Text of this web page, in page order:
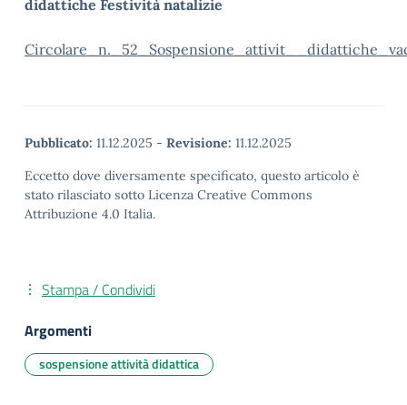
didattiche Festività natalizie
Pubblicato: 11.12.2025 - Revisione: 11.12.2025
Eccetto dove diversamente specificato, questo articolo è
stato rilasciato sotto Licenza Creative Commons
Attribuzione 4.0 Italia.
Stampa / Condividi
Argomenti
sospensione attività didattica